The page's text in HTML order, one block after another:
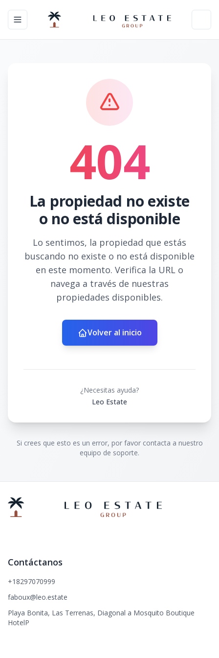
Toggle navigation menu
404
La propiedad no existe
o no está disponible
Lo sentimos, la propiedad que estás
buscando no existe o no está disponible
en este momento. Verifica la URL o
navega a través de nuestras
propiedades disponibles.
Volver al inicio
¿Necesitas ayuda?
Leo Estate
Si crees que esto es un error, por favor contacta a nuestro
equipo de soporte.
Contáctanos
+18297070999
faboux@leo.estate
Playa Bonita, Las Terrenas, Diagonal a Mosquito Boutique
HotelP